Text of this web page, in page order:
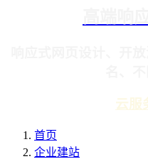
云服
首页
企业建站